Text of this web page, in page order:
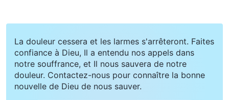
La douleur cessera et les larmes s'arrêteront. Faites
confiance à Dieu, Il a entendu nos appels dans
notre souffrance, et Il nous sauvera de notre
douleur. Contactez-nous pour connaître la bonne
nouvelle de Dieu de nous sauver.